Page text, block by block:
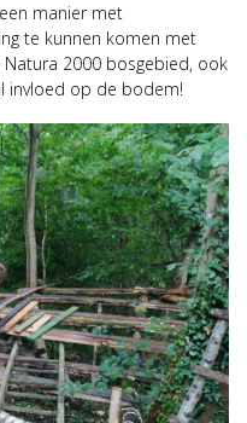
manier met
te kunnen komen met
2000 bosgebied, ook
invloed op de bodem!